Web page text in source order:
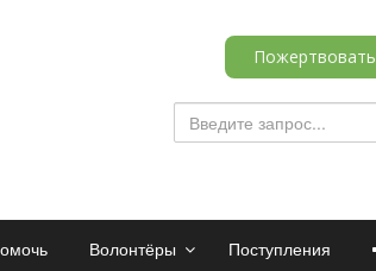
Пожертвовать
Волонтёры Поступления